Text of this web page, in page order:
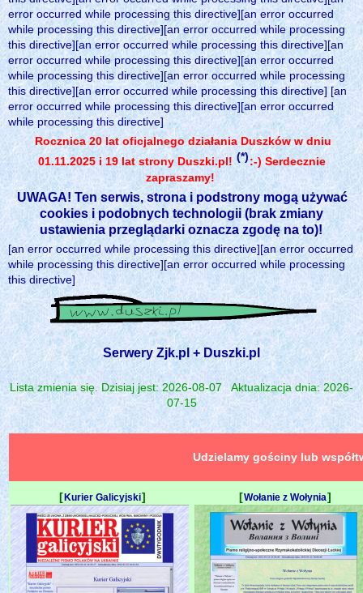
error occurred while processing this directive][an error occurred
while processing this directive][an error occurred while processing
this directive][an error occurred while processing this directive][an
error occurred while processing this directive][an error occurred
while processing this directive][an error occurred while processing
this directive][an error occurred while processing this directive] [an
error occurred while processing this directive][an error occurred
while processing this directive]
Rocznica 20 lat oficjalnego działania Duszków w dniu
01.11.2025 i 19 lat strony Duszki.pl! (*):-) Serdecznie
zapraszamy!
UWAGA! Ten serwis, strona i podstrony mogą używać
cookies i podobnych technologii (brak zmiany
ustawienia przeglądarki oznacza zgodę na to)!
[an error occurred while processing this directive][an error occurred
while processing this directive][an error occurred while processing
this directive]
Serwery Zjk.pl + Duszki.pl
Lista zmienia się. Dzisiaj jest: 2026-08-07 Aktualizacja dnia: 2026-
07-15
Udzielamy gościny lub
[Kurier Galicyjski] [Wołanie z Wołynia]